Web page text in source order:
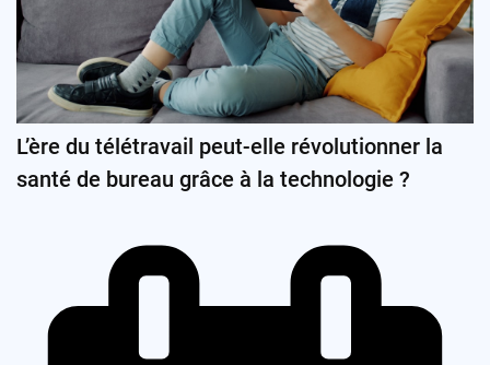
L’ère du télétravail peut-elle révolutionner la
santé de bureau grâce à la technologie ?